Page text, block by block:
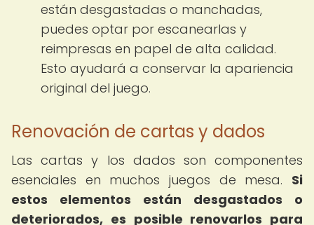
están desgastadas o manchadas,
puedes optar por escanearlas y
reimpresas en papel de alta calidad.
Esto ayudará a conservar la apariencia
original del juego.
Renovación de cartas y dados
Las cartas y los dados son componentes
esenciales en muchos juegos de mesa. Si
estos elementos están desgastados o
deteriorados, es posible renovarlos para